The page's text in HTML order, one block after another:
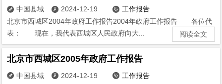
 中国县域  2024-12-19  工作报告
北京市西城区2004年政府工作报告2004年政府工作报告 各位代
表： 现在，我代表西城区人民政府向大...
阅读全文
北京市西城区2005年政府工作报告
 中国县域  2024-12-19  工作报告